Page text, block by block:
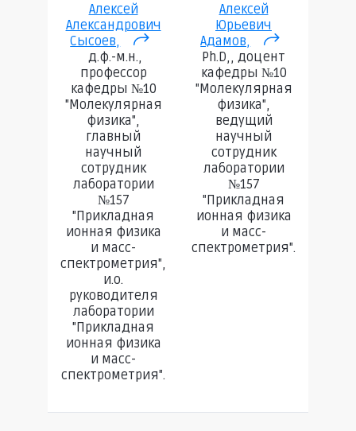
Алексей
Александрович
Сысоев,
(внешняя ссылка)
д.ф.-м.н.,
профессор
кафедры №10
"Молекулярная
физика",
главный
научный
сотрудник
лаборатории
№157
"Прикладная
ионная физика
и масс-
спектрометрия",
и.о.
руководителя
лаборатории
"Прикладная
ионная физика
и масс-
спектрометрия".
Алексей
Юрьевич
Адамов,
(внешняя
ссылка)
Ph.D,, доцент
кафедры №10
"Молекулярная
физика",
ведущий
научный
сотрудник
лаборатории
№157
"Прикладная
ионная физика
и масс-
спектрометрия".